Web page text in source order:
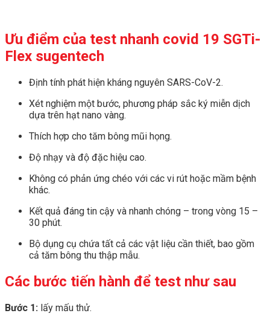
Ưu điểm của test nhanh covid 19 SGTi-
Flex sugentech
Định tính phát hiện kháng nguyên SARS-CoV-2.
Xét nghiệm một bước, phương pháp sắc ký miễn dịch
dựa trên hạt nano vàng.
Thích hợp cho tăm bông mũi họng.
Độ nhạy và độ đặc hiệu cao.
Không có phản ứng chéo với các vi rút hoặc mầm bệnh
khác.
Kết quả đáng tin cậy và nhanh chóng – trong vòng 15 –
30 phút.
Bộ dụng cụ chứa tất cả các vật liệu cần thiết, bao gồm
cả tăm bông thu thập mẫu.
Các bước tiến hành để test như sau
Bước 1: lấy mấu thử.